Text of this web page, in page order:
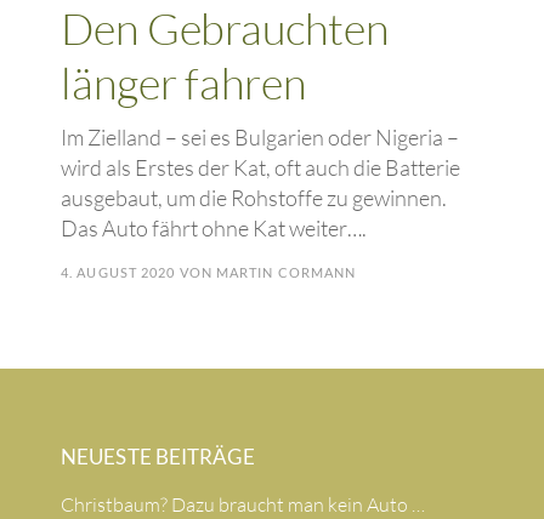
Den Gebrauchten
länger fahren
Im Zielland – sei es Bulgarien oder Nigeria –
wird als Erstes der Kat, oft auch die Batterie
ausgebaut, um die Rohstoffe zu gewinnen.
Das Auto fährt ohne Kat weiter….
4. AUGUST 2020 VON MARTIN CORMANN
NEUESTE BEITRÄGE
Christbaum? Dazu braucht man kein Auto …